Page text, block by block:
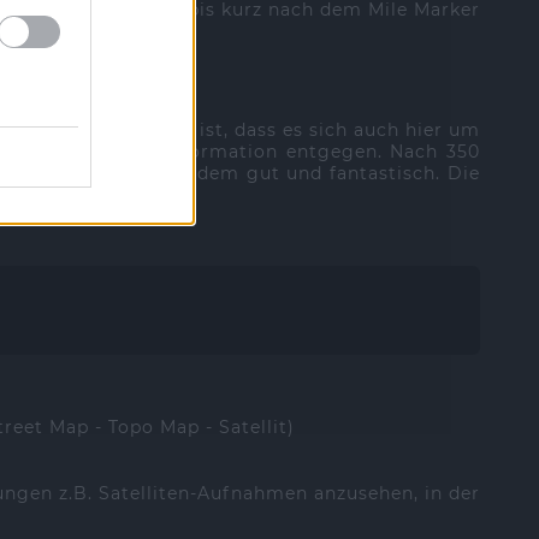
aus der DS Road bis kurz nach dem Mile Marker
oben).
anzunehmen ist, dass es sich auch hier um
stehenden Felsformation entgegen. Nach 350
ist trotzdem gut und fantastisch. Die
Map - Topo Map - Satellit)
z.B. Satelliten-Aufnahmen anzusehen, in der